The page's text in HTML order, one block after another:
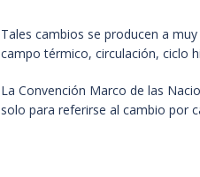
Tales cambios se producen a
campo térmico, circulación, ciclo
La Convención Marco de las
solo para referirse al cambio por